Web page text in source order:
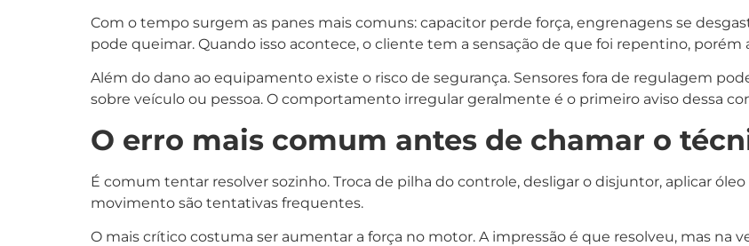
Com o tempo surgem as panes mais comuns: capacitor perde força, engrenagens se
pode queimar. Quando isso acontece, o cliente tem a sensação de que foi repentino, porém
Além do dano ao equipamento existe o risco de segurança. Sensores fora de regulagem
sobre veículo ou pessoa. O comportamento irregular geralmente é o primeiro aviso dessa
O erro mais comum antes de chamar o
É comum tentar resolver sozinho. Troca de pilha do controle, desligar o disjuntor, aplicar
movimento são tentativas frequentes.
O mais crítico costuma ser aumentar a força no motor. A impressão é que resolveu, mas na